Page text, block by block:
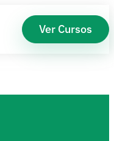
Ver Cursos